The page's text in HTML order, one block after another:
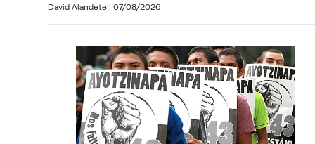
David Alandete | 07/08/2026